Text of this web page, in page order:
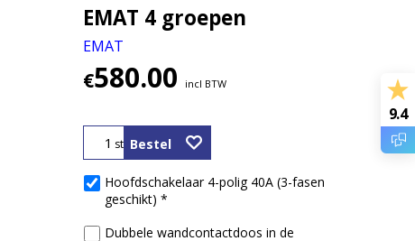
EMAT 4 groepen
EMAT
€580.00 incl BTW
st Bestel
Hoofdschakelaar 4-polig 40A (3-fasen
geschikt) *
Dubbele wandcontactdoos in de
9.4